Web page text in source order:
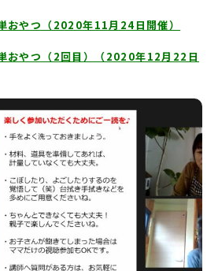
おやつ（2020年11月24日開催）
おやつ（2回目）（2020年12月22日